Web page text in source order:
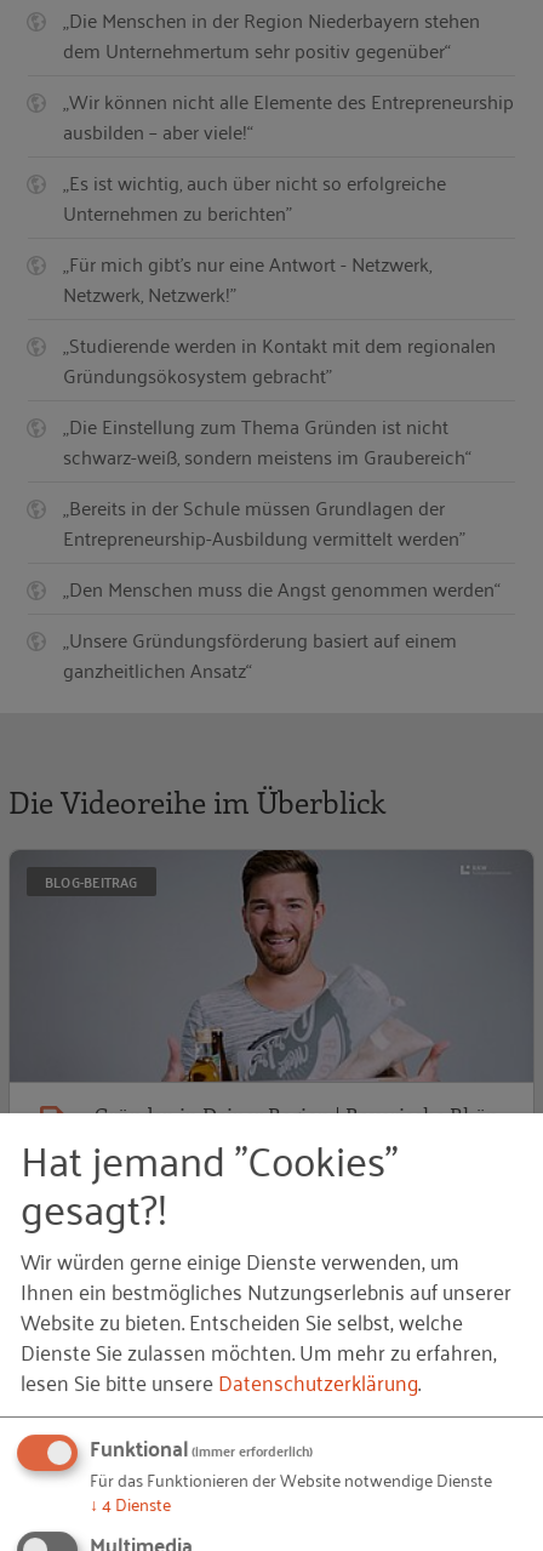
„Die Menschen in der Region Niederbayern stehen
dem Unternehmertum sehr positiv gegenüber“
„Wir können nicht alle Elemente des Entrepreneurship
ausbilden – aber viele!“
„Es ist wichtig, auch über nicht so erfolgreiche
Unternehmen zu berichten"
„Für mich gibt's nur eine Antwort - Netzwerk,
Netzwerk, Netzwerk!"
„Studierende werden in Kontakt mit dem regionalen
Gründungsökosystem gebracht"
„Die Einstellung zum Thema Gründen ist nicht
schwarz-weiß, sondern meistens im Graubereich“
„Bereits in der Schule müssen Grundlagen der
Entrepreneurship-Ausbildung vermittelt werden"
„Den Menschen muss die Angst genommen werden“
„Unsere Gründungsförderung basiert auf einem
ganzheitlichen Ansatz“
Die Videoreihe im Überblick
BLOG-BEITRAG
Gründen in Deiner Region | Bayerische Rhön
Mit der Videoreihe „Gründen in Deiner Region“ stellen wir 24
Gründungsstandorte vor. Im Interview erzählen
Gründer*innen sowie Gründungsförderer aus …
05.03.2020 von Stephanie Kropf
BLOG-BEITRAG
Hat jemand "Cookies"
gesagt?!
Wir würden gerne einige Dienste verwenden, um
Ihnen ein bestmögliches Nutzungserlebnis auf unserer
Website zu bieten. Entscheiden Sie selbst, welche
Dienste Sie zulassen möchten.Um mehr zu erfahren,
lesen Sie bitte unsereDatenschutzerklärung.
Funktional(immer erforderlich)
Für das Funktionieren der Website notwendige Dienste
↓ 4Dienste